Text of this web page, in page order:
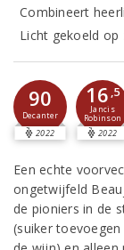
Combineert
Licht gekoeld op
90
Decanter
2022
16 ,5
Jancis
Robinson
2022
Een echte
ongetwijfeld
de pioniers in de
(suiker